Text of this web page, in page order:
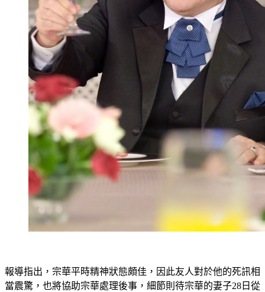
當震驚，也將協助宗華處理後事，細節則待宗華的妻子28日從
美國返台，才能著手進行。